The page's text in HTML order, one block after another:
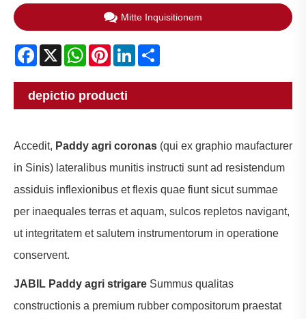
Mitte Inquisitionem
Facebook
X WhatsApp
PinterestLinkedIn
depictio producti
Accedit, Paddy agri coronas (qui ex graphio maufacturer
in Sinis) lateralibus munitis instructi sunt ad resistendum
assiduis inflexionibus et flexis quae fiunt sicut summae
per inaequales terras et aquam, sulcos repletos navigant,
ut integritatem et salutem instrumentorum in operatione
conservent.
JABIL Paddy agri strigare Summus qualitas
constructionis a premium rubber compositorum praestat